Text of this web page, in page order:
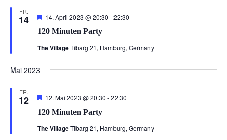
FR.
14
120 Minuten Party
Hervorgehoben
14. April 2023 @ 20:30 -22:30
The VillageTibarg 21, Hamburg, Germany
Mai 2023
FR.
12
120 Minuten Party
Hervorgehoben
12. Mai 2023 @ 20:30 -22:30
The VillageTibarg 21, Hamburg, Germany